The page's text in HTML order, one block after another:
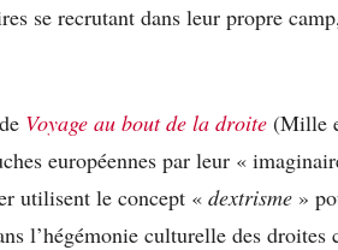
se recrutant dans leur propre
Voyage au bout de la droite (Mille
européennes par leur «
utilisent le concept « dextrisme »
l’hégémonie culturelle des